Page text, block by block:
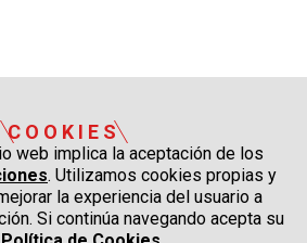
COOKIES
web implica la aceptación de los
. Utilizamos cookies propias y
la experiencia del usuario a
Si continúa navegando acepta su